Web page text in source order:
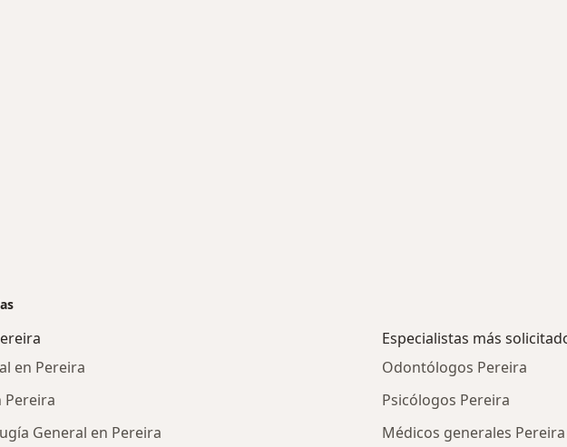
en Pereira
Pereira
General en Pereira
Especialistas más
Odontólogos Pereira
Psicólogos Pereira
Médicos generales Pereira